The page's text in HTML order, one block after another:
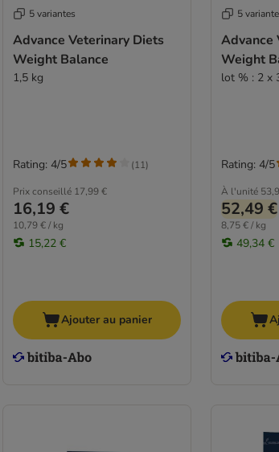
5 variantes
Advance Veterinary Diets
Weight Balance
1,5 kg
Prix conseillé 17,99 €
16,19 €
10,79 € / kg
15,22 €
Rating: 4/5 (11)
Ajouter au panier
5
Advance
Weight
lot % : 2 x
À l'unité
52,49 €
8,75 € / kg
49,34 €
Rating: 4/5